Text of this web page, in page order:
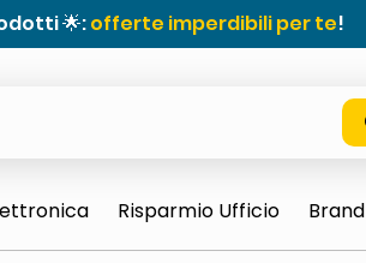
🌟:offerte imperdibili per te!
Risparmio Ufficio Brand